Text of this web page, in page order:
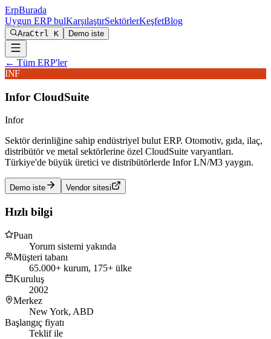
ErpBurada
Uygun ERP bulKarşılaştırSektörlerKeşfetBlog
AraCtrl K Demo iste
← Tüm ERP'ler
INF
Infor CloudSuite
Infor
Sektör derinliğine sahip endüstriyel bulut ERP. Otomotiv, gıda, ilaç,
distribütör ve metal sektörlerine özel CloudSuite varyantları.
Türkiye'de büyük üretici ve distribütörlerde Infor LN/M3 yaygın.
Demo iste Vendor sitesi
Hızlı bilgi
Puan
Yorum sistemi yakında
Müşteri tabanı
65.000+ kurum, 175+ ülke
Kuruluş
2002
Merkez
New York, ABD
Başlangıç fiyatı
Teklif ile